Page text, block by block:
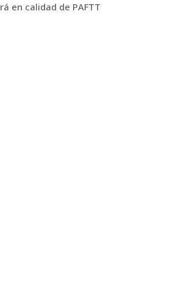
en calidad de PAFTT